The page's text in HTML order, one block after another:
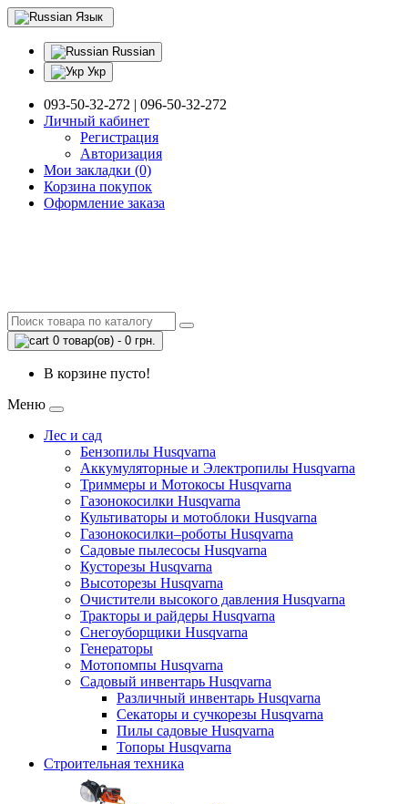
Язык
Russian
Укр
093-50-32-272 | 096-50-32-272
Личный кабинет
Регистрация
Авторизация
Мои закладки (0)
Корзина покупок
Оформление заказа
0 товар(ов) - 0 грн.
В корзине пусто!
Меню
Лес и сад
Бензопилы Husqvarna
Аккумуляторные и Электропилы Нusqvarna
Триммеры и Мотокосы Нusqvarna
Газонокосилки Husqvarna
Культиваторы и мотоблоки Husqvarna
Газонокосилки–роботы Husqvarna
Садовые пылесосы Husqvarna
Кусторезы Husqvarna
Высоторезы Husqvarna
Очистители высокого давления Husqvarna
Тракторы и райдеры Husqvarna
Снегоуборщики Husqvarna
Генераторы
Мотопомпы Husqvarna
Садовый инвентарь Husqvarna
Различный инвентарь Husqvarna
Секаторы и сучкорезы Husqvarna
Пилы садовые Husqvarna
Топоры Husqvarna
Строительная техника